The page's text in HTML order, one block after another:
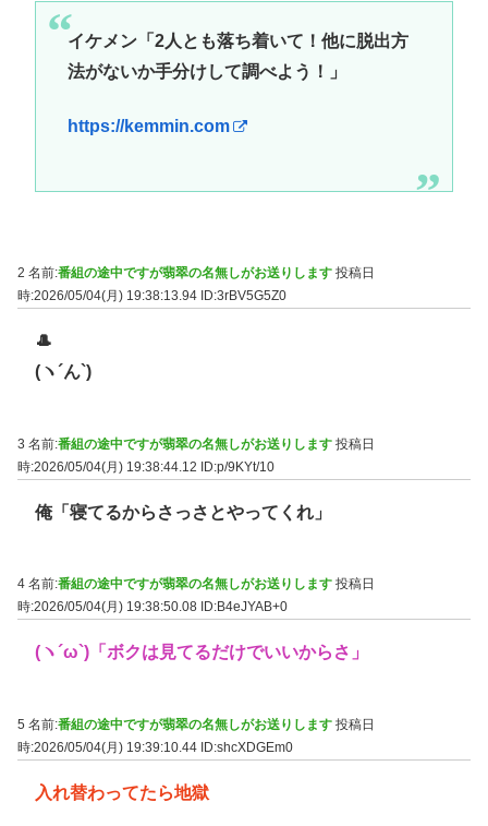
イケメン「2人とも落ち着いて！他に脱出方
法がないか手分けして調べよう！」
https://kemmin.com
2 名前:番組の途中ですが翡翠の名無しがお送りします 投稿日
時:2026/05/04(月) 19:38:13.94 ID:3rBV5G5Z0
🎩
(ヽ´ん`)
3 名前:番組の途中ですが翡翠の名無しがお送りします 投稿日
時:2026/05/04(月) 19:38:44.12 ID:p/9KYt/10
俺「寝てるからさっさとやってくれ」
4 名前:番組の途中ですが翡翠の名無しがお送りします 投稿日
時:2026/05/04(月) 19:38:50.08 ID:B4eJYAB+0
(ヽ´ω`)「ボクは見てるだけでいいからさ」
5 名前:番組の途中ですが翡翠の名無しがお送りします 投稿日
時:2026/05/04(月) 19:39:10.44 ID:shcXDGEm0
入れ替わってたら地獄